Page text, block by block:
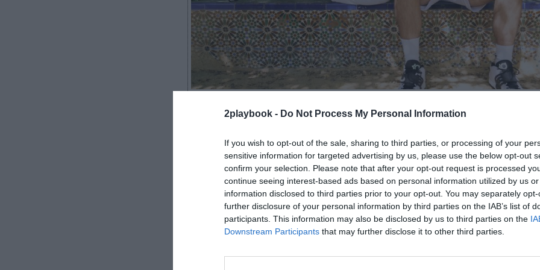
2playbook - Do Not Process My Personal Information
If you wish to opt-out of the sale, sharing to third parties, or processing of your
sensitive information for targeted advertising by us, please use the below opt-out
confirm your selection. Please note that after your opt-out request is processed
continue seeing interest-based ads based on personal information utilized by us
information disclosed to third parties prior to your opt-out. You may separately
further disclosure of your personal information by third parties on the IAB’s list of
participants. This information may also be disclosed by us to third parties on the
Downstream Participants that may further disclose it to other third parties.
Guardar Me gusta
El Real Betis confirma la venta de la sección de baloncesto. El
mexicano XOY ha adquirido el 99,9% de las acciones, según han
en un comunicado. Los términos económicos no se han desvelado.
Asimismo,el Real Betis cederá el uso de su marca al club de
durante, al menos, los próximos diez años.